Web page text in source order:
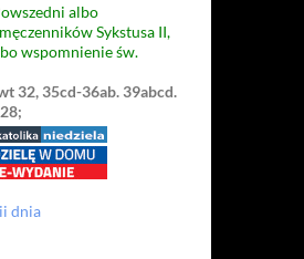
albo
Sykstusa II,
wspomnienie św.
32, 35cd-36ab. 39abcd.
dnia